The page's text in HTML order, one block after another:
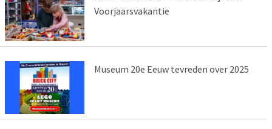
Voorjaarsvakantie
Museum 20e Eeuw tevreden over 2025